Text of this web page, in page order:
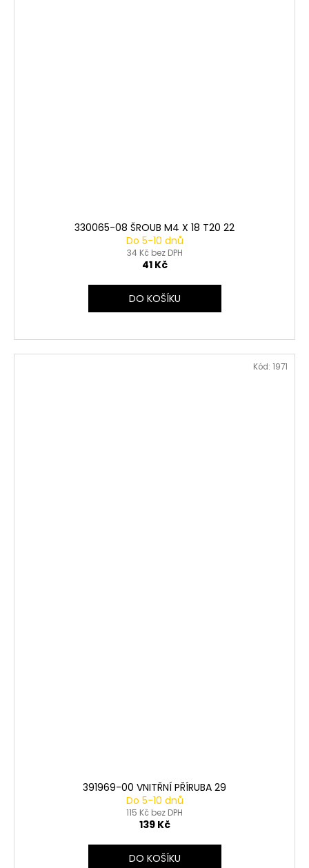
330065-08 ŠROUB M4 X 18 T20 22
Do 5-10 dnů
34 Kč bez DPH
41 Kč
DO KOŠÍKU
391969-00 VNITŘNÍ PŘÍRUBA 29
Do 5-10 dnů
115 Kč bez DPH
139 Kč
DO KOŠÍKU
Kód: 1971